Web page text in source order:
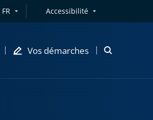
FR Accessibilité
Vos démarches
Ouvrir